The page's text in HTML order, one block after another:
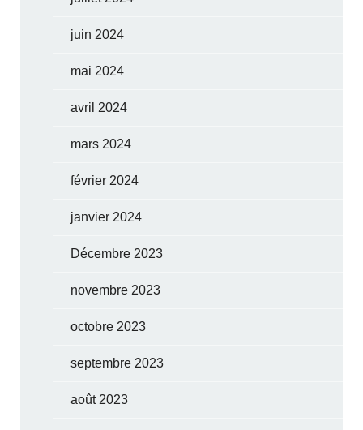
juin 2024
mai 2024
avril 2024
mars 2024
février 2024
janvier 2024
Décembre 2023
novembre 2023
octobre 2023
septembre 2023
août 2023